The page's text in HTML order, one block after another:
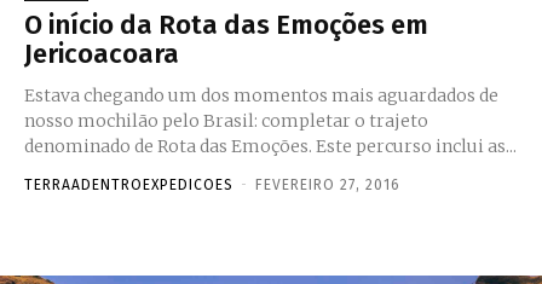
O início da Rota das Emoções em
Jericoacoara
Estava chegando um dos momentos mais aguardados de
nosso mochilão pelo Brasil: completar o trajeto
denominado de Rota das Emoções. Este percurso inclui as...
TERRAADENTROEXPEDICOES - FEVEREIRO 27, 2016